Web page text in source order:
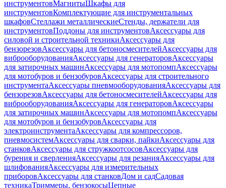
инструментовМагнитыШкафы для
инструментовКомплектующие для инструментальных
шкафовСтеллажи металлическиеСтенды, держатели для
инструментовПоддоны для инструментовАксессуары для
силовой и строительной техникиАксессуары для
бензорезовАксессуары для бетоносмесителейАксессуары для
виброоборудованияАксессуары для генераторовАксессуары
для затирочных машинАксессуары для мотопомпАксессуары
для мотобуров и бензобуровАксессуары для строительного
инструментаАксессуары пневмооборудованияАксессуары для
бензорезовАксессуары для бетоносмесителейАксессуары для
виброоборудованияАксессуары для генераторовАксессуары
для затирочных машинАксессуары для мотопомпАксессуары
для мотобуров и бензобуровАксессуары для
электроинструментаАксессуары для компрессоров,
пневмосистемАксессуары для сварки, пайкиАксессуары для
станковАксессуары для стружкоотсосовАксессуары для
бурения и сверленияАксессуары для резанияАксессуары для
шлифованияАксессуары для измерительных
приборовАксессуары для станковДом и садСадовая
техникаТриммеры, бензокосыЦепные